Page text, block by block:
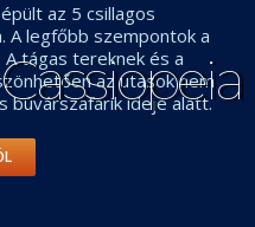
Cassiopeia
az 5 csillagos
A legfőbb szempontok a
tágas tereknek és a
az utasok nem
búvárszafarik ideje alatt.